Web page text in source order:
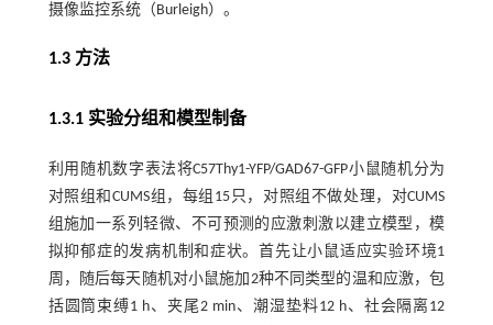
摄像监控系统（Burleigh）。
1.3 方法
1.3.1 实验分组和模型制备
利用随机数字表法将C57Thy1-YFP/GAD67-GFP小鼠随机分为
对照组和CUMS组，每组15只，对照组不做处理，对CUMS
组施加一系列轻微、不可预测的应激刺激以建立模型，模
拟抑郁症的发病机制和症状。首先让小鼠适应实验环境1
周，随后每天随机对小鼠施加2种不同类型的温和应激，包
括圆筒束缚1 h、夹尾2 min、潮湿垫料12 h、社会隔离12